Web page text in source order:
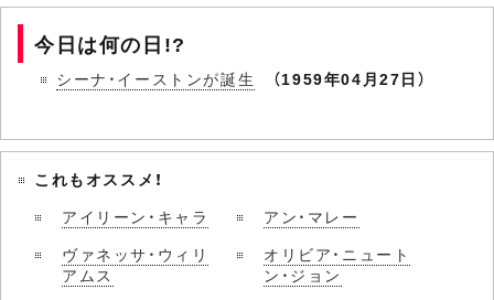
今日は何の日!?
シーナ・イーストンが誕生 （1959年04月27日）
これもオススメ！
アイリーン・キャラ
アン・マレー
ヴァネッサ・ウィリ
アムス
オリビア・ニュート
ン・ジョン